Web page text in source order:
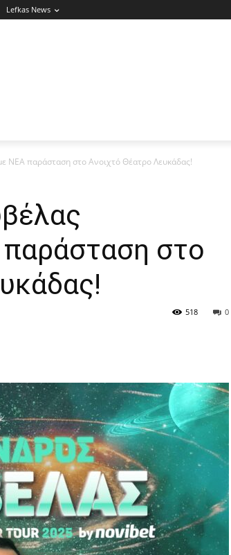
Lefkas News
ΝΕΑ παράσταση στο Ανοιχτό Θέατρο Λευκάδας!
στο
0
518